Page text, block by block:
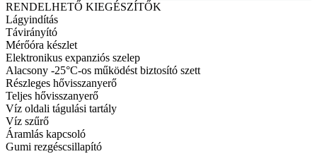
RENDELHETŐ KIEGÉSZÍTŐK
Lágyindítás
Távirányító
Mérőóra készlet
Elektronikus expanziós szelep
Alacsony -25°C-os működést biztosító szett
Részleges hővisszanyerő
Teljes hővisszanyerő
Víz oldali tágulási tartály
Víz szűrő
Áramlás kapcsoló
Gumi rezgéscsillapító